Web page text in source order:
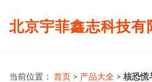
北京宇菲鑫志科技有
当前位置： 首页 > 产品大全 > 核恐慌